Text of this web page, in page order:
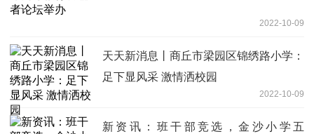
2022-10-09
天天新消息丨商丘市梁园区锦绣路小学：
足下显风采 激情洒校园
2022-10-09
新资讯：班干部竞选，金沙小学五